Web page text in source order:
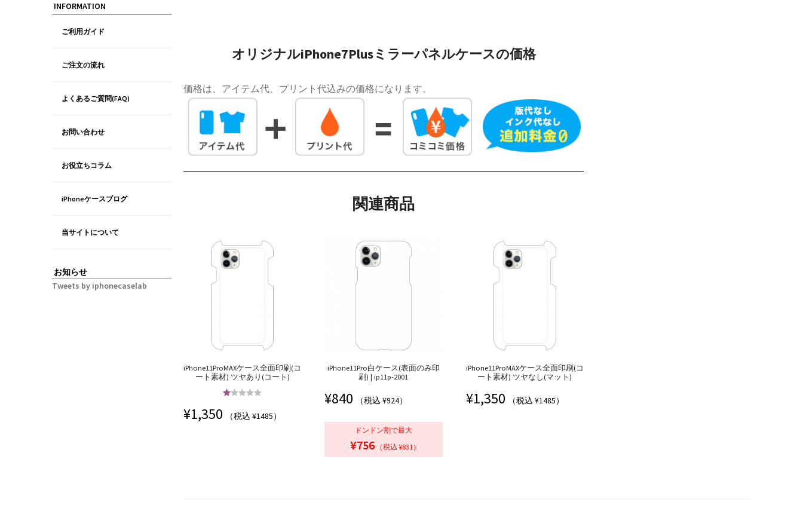
オリジナルiPhone7Plusミラーパネルケースの価格
価格は、アイテム代、プリント代込みの価格になります。
関連商品
iPhone11ProMAXケース全面印刷(コ
ート素材) ツヤあり(コート)
の評価
¥1,350 （税込 ¥1485）
iPhone11Pro白ケース(表面のみ印
刷) | ip11p-2001
¥840 （税込 ¥924）
ドンドン割で最大
¥756 （税込 ¥831）
iPhone11ProMAXケース全面印刷(コ
ート素材) ツヤなし(マット)
¥1,350 （税込 ¥1485）
INFORMATION
ご利用ガイド
ご注文の流れ
よくあるご質問(FAQ)
お問い合わせ
お役立ちコラム
iPhoneケースブログ
当サイトについて
お知らせ
Tweets by iphonecaselab